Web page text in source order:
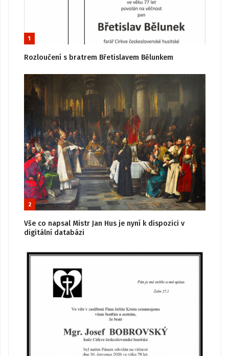
1
Rozloučení s bratrem Břetislavem Bělunkem
2
Vše co napsal Mistr Jan Hus je nyní k dispozici v
digitální databázi